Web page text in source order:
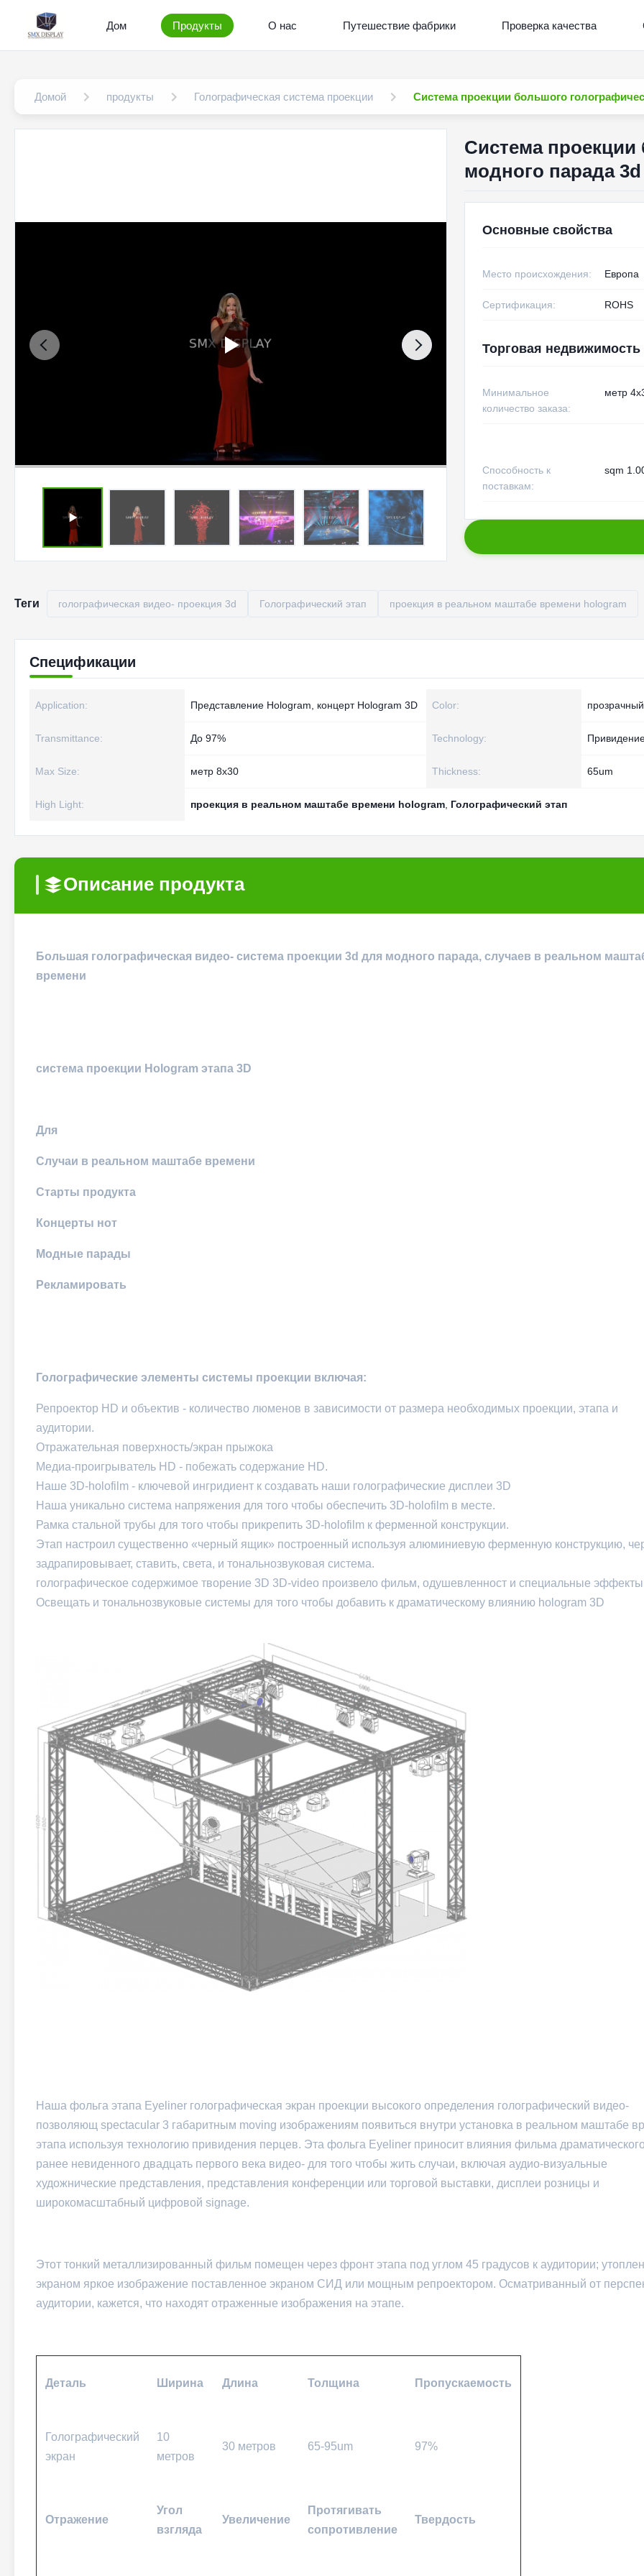
Дом Продукты О нас Путешествие фабрики Проверка качества
Домой продукты Голографическая система проекции Система проекции большого
Система проекции
модного парада
Основные свойства
Место происхождения: Европа
Сертификация: ROHS
Торговая недвижимость
Минимальное
количество заказа:
метр
Способность к
поставкам:
sqm
Теги голографическая видео- проекция 3d Голографический этап проекция в реальном маштабе времени hologram
Спецификации
Application: Представление Hologram, концерт Hologram 3D Color: прозрачный
Transmittance: До 97% Technology:
Max Size: метр 8x30 Thickness: 65um
High Light: проекция в реальном маштабе времени hologram Голографический этап
Описание продукта
Большая голографическая видео- система проекции 3d для модного парада, случаев в реальном
времени
система проекции Hologram этапа 3D
Для
Случаи в реальном маштабе времени
Старты продукта
Концерты нот
Модные парады
Рекламировать
Голографические элементы системы проекции включая:
Репроектор HD и объектив - количество люменов в зависимости от размера необходимых проекции, этапа и
аудитории.
Отражательная поверхность/экран прыжока
Медиа-проигрыватель HD - побежать содержание HD.
Наше 3D-holofilm - ключевой ингридиент к создавать наши голографические дисплеи 3D
Наша уникально система напряжения для того чтобы обеспечить 3D-holofilm в месте.
Рамка стальной трубы для того чтобы прикрепить 3D-holofilm к ферменной конструкции.
Этап настроил существенно «черный ящик» построенный используя алюминиевую ферменную конструкцию,
задрапировывает, ставить, света, и тональнозвуковая система.
голографическое содержимое творение 3D 3D-video произвело фильм, одушевленност и специальные
Освещать и тональнозвуковые системы для того чтобы добавить к драматическому влиянию hologram 3D
Наша фольга этапа Eyeliner голографическая экран проекции высокого определения голографический видео-
позволяющ spectacular 3 габаритным moving изображениям появиться внутри установка в реальном маштабе
этапа используя технологию привидения перцев. Эта фольга Eyeliner приносит влияния фильма
ранее невиденного двадцать первого века видео- для того чтобы жить случаи, включая аудио-визуальные
художнические представления, представления конференции или торговой выставки, дисплеи розницы и
широкомасштабный цифровой signage.
Этот тонкий металлизированный фильм помещен через фронт этапа под углом 45 градусов к аудитории;
экраном яркое изображение поставленное экраном СИД или мощным репроектором. Осматриванный от
аудитории, кажется, что находят отраженные изображения на этапе.
Деталь Ширина Длина Толщина Пропускаемость
Голографический
экран
10
метров
30 метров 65-95um 97%
Отражение
Угол
взгляда
Увеличение
Протягивать
сопротивление
Твердость